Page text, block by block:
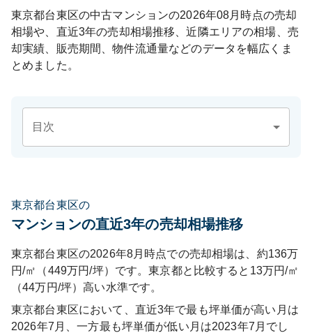
東京都台東区の中古マンションの2026年08月 時点の売却
相場や、直近3年の売却相場推移、近隣エリアの相場、売
却実績、販売期間、物件流通量などのデータを幅広くま
とめました。
目次
東京都台東区の
マンションの直近3年の売却相場推移
東京都台東区の2026年8月時点での売却相場は、約136万
円/㎡（449万円/坪）です。東京都と比較すると13万円/㎡
（44万円/坪）高い水準です。
東京都台東区において、直近3年で最も坪単価が高い月は
2026年7月
、一方最も坪単価が低い月は2023年7月 でし